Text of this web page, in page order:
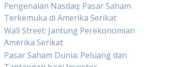
Pengenalan Nasdaq: Pasar Saham
Terkemuka di Amerika Serikat
Wall Street: Jantung Perekonomian
Amerika Serikat
Pasar Saham Dunia: Peluang dan